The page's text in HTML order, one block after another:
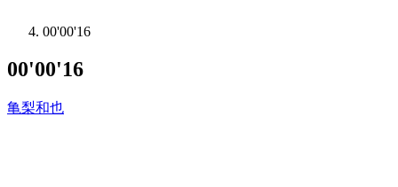
00'00'16
00'00'16
亀梨和也